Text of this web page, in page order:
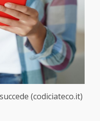
(codiciateco.it)